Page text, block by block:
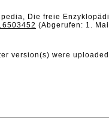
Die freie
(Abgerufen: 1.
version(s) were